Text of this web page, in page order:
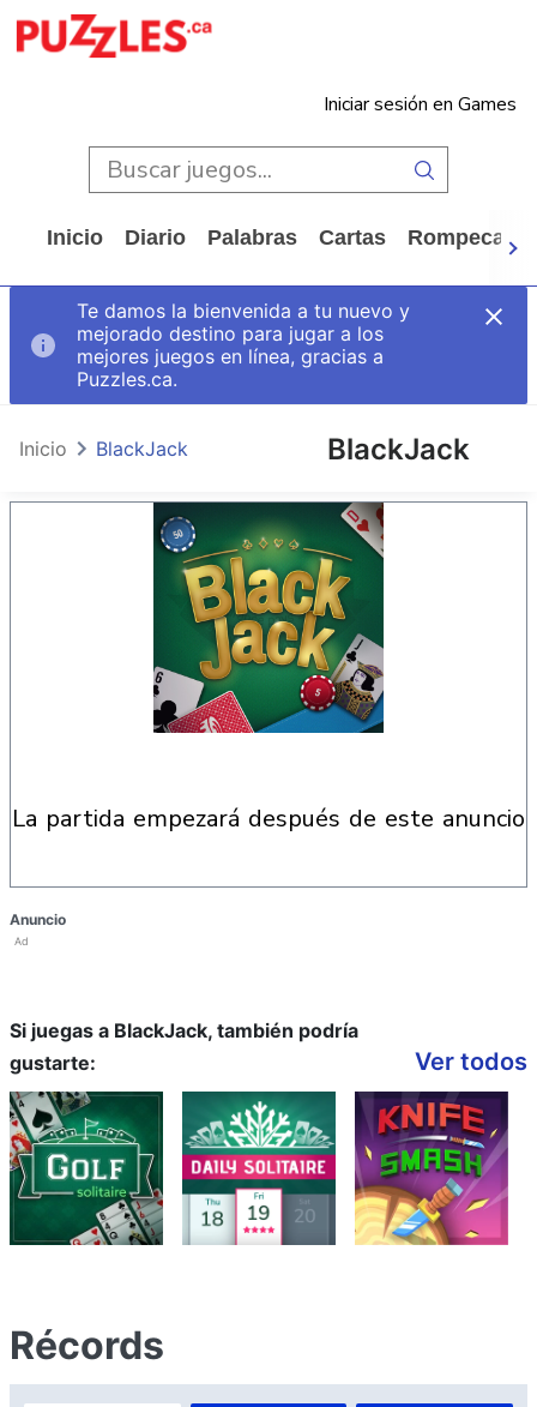
Iniciar sesión en Games
Inicio Diario Palabras Cartas
Te damos la bienvenida a tu nuevo y
mejorado destino para jugar a los
mejores juegos en línea, gracias a
Puzzles.ca.
BlackJack
Inicio BlackJack
la partida empezará después de este anuncio
Anuncio
Ad
Si juegas a BlackJack, también podría
gustarte:
Ver todos
Récords